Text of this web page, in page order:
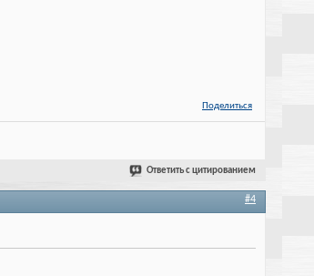
Поделиться
Ответить с цитированием
#4